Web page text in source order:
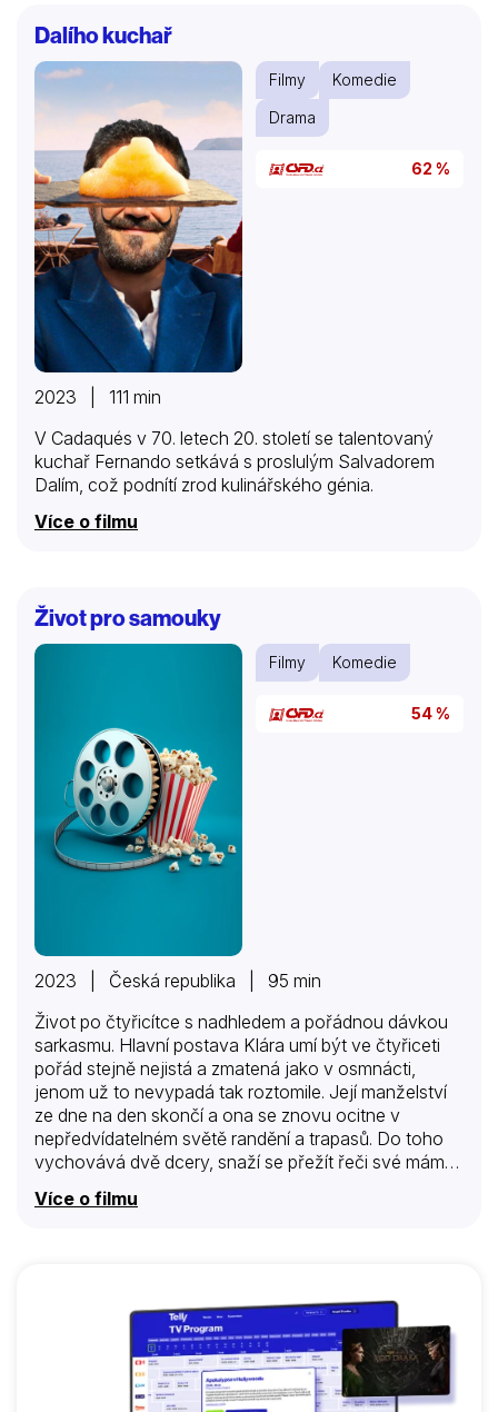
Dalího kuchař
Filmy
Komedie
Drama
62 %
2023 | 111 min
V Cadaqués v 70. letech 20. století se talentovaný
kuchař Fernando setkává s proslulým Salvadorem
Dalím, což podnítí zrod kulinářského génia.
Více o filmu
Život pro samouky
Filmy Komedie
54 %
2023 | Česká republika | 95 min
Život po čtyřicítce s nadhledem a pořádnou dávkou
sarkasmu. Hlavní postava Klára umí být ve čtyřiceti
pořád stejně nejistá a zmatená jako v osmnácti,
jenom už to nevypadá tak roztomile. Její manželství
ze dne na den skončí a ona se znovu ocitne v
nepředvídatelném světě randění a trapasů. Do toho
vychovává dvě dcery, snaží se přežít řeči své mámy
Více o filmu